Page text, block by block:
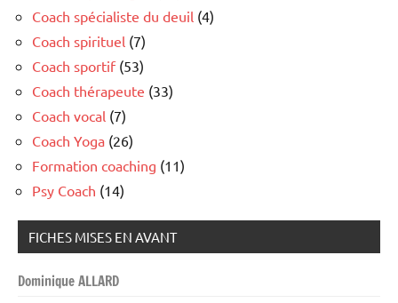
Coach spécialiste du deuil (4)
Coach spirituel (7)
Coach sportif(53)
Coach thérapeute (33)
Coach vocal (7)
Coach Yoga (26)
Formation coaching (11)
Psy Coach (14)
FICHES MISES EN AVANT
Dominique ALLARD